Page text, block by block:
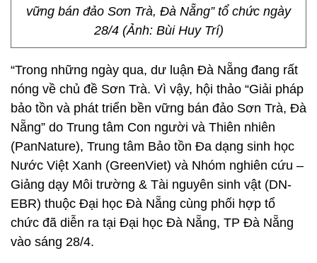
vững bán đảo Sơn Trà, Đà Nẵng” tổ chức ngày
28/4 (Ảnh: Bùi Huy Trí)
“Trong những ngày qua, dư luận Đà Nẵng đang rất
nóng về chủ đề Sơn Trà. Vì vậy, hội thảo “Giải pháp
bảo tồn và phát triển bền vững bán đảo Sơn Trà, Đà
Nẵng” do Trung tâm Con người và Thiên nhiên
(PanNature), Trung tâm Bảo tồn Đa dạng sinh học
Nước Việt Xanh (GreenViet) và Nhóm nghiên cứu –
Giảng dạy Môi trường & Tài nguyên sinh vật (DN-
EBR) thuộc Đại học Đà Nẵng cùng phối hợp tổ
chức đã diễn ra tại Đại học Đà Nẵng, TP Đà Nẵng
vào sáng 28/4.